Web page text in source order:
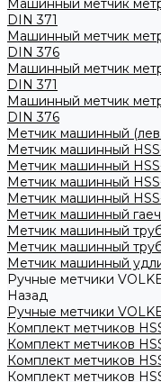
Машинный метчик
DIN 371
Машинный метчик
DIN 376
Машинный метчик
DIN 371
Машинный метчик
DIN 376
Метчик машинный
Метчик машинный
Метчик машинный
Метчик машинный
Метчик машинный
Метчик машинный
Метчик машинный
Метчик машинный
Метчик машинный
Ручные метчики
Назад
Ручные метчики
Комплект метчиков
Комплект метчиков
Комплект метчиков
Комплект метчиков